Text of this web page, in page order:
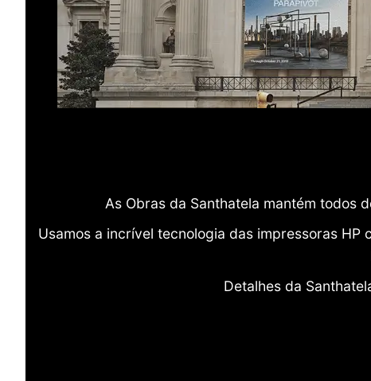
As Obras da Santhatela mantém todos
Usamos a incrível tecnologia das impressoras HP
Detalhes da